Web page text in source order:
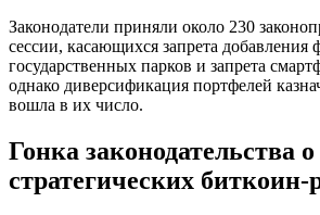
Законодатели приняли около 230
сессии, касающихся запрета добавления
государственных парков и запрета
однако диверсификация портфелей
вошла в их число.
Гонка законодательства о
стратегических биткоин-